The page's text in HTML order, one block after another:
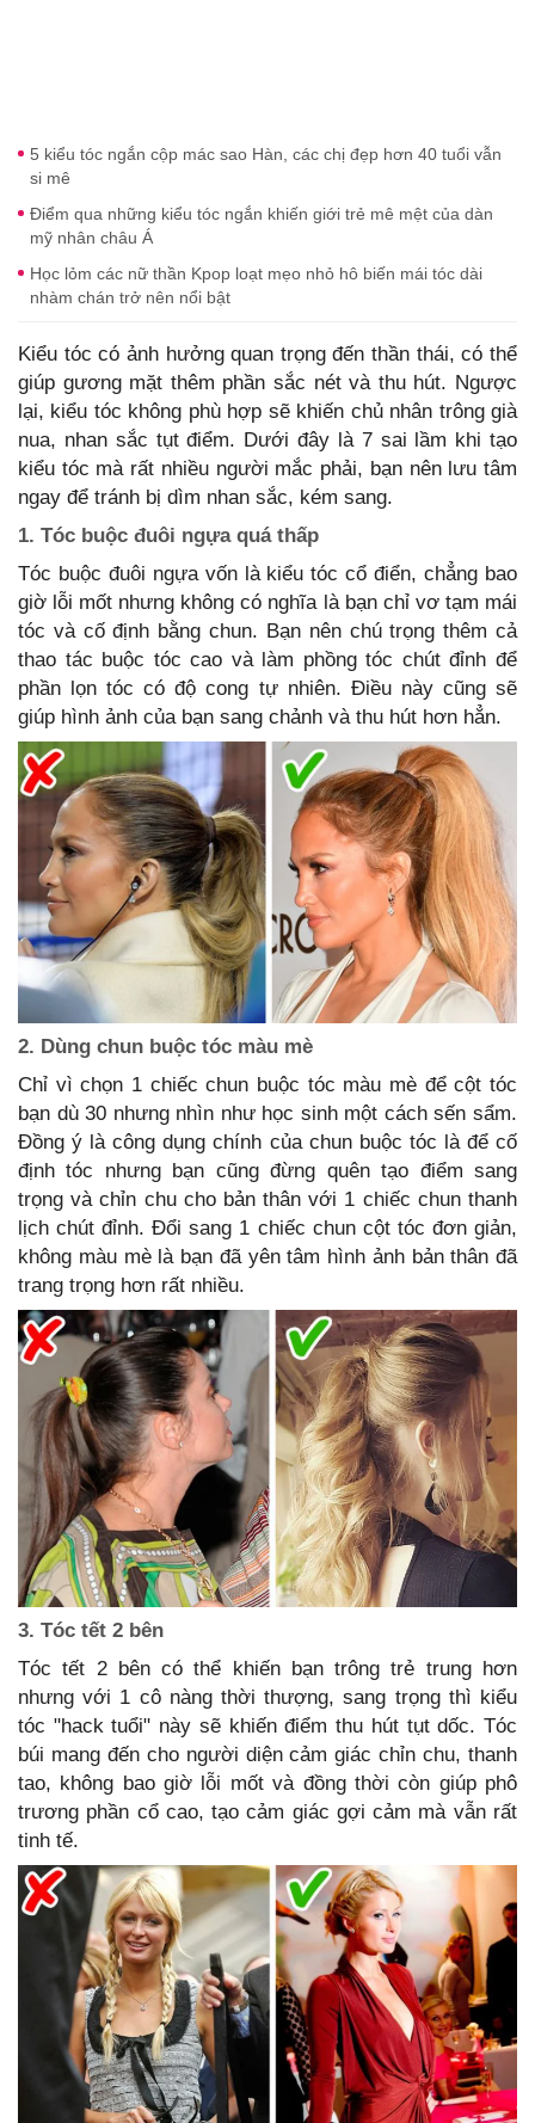
5 kiểu tóc ngắn cộp mác sao Hàn, các chị đẹp hơn 40 tuổi vẫn
si mê
Điểm qua những kiểu tóc ngắn khiến giới trẻ mê mệt của dàn
mỹ nhân châu Á
Học lỏm các nữ thần Kpop loạt mẹo nhỏ hô biến mái tóc dài
nhàm chán trở nên nổi bật
Kiểu tóc có ảnh hưởng quan trọng đến thần thái, có thể
giúp gương mặt thêm phần sắc nét và thu hút. Ngược
lại, kiểu tóc không phù hợp sẽ khiến chủ nhân trông già
nua, nhan sắc tụt điểm. Dưới đây là 7 sai lầm khi tạo
kiểu tóc mà rất nhiều người mắc phải, bạn nên lưu tâm
ngay để tránh bị dìm nhan sắc, kém sang.
1. Tóc buộc đuôi ngựa quá thấp
Tóc buộc đuôi ngựa vốn là kiểu tóc cổ điển, chẳng bao
giờ lỗi mốt nhưng không có nghĩa là bạn chỉ vơ tạm mái
tóc và cố định bằng chun. Bạn nên chú trọng thêm cả
thao tác buộc tóc cao và làm phồng tóc chút đỉnh để
phần lọn tóc có độ cong tự nhiên. Điều này cũng sẽ
giúp hình ảnh của bạn sang chảnh và thu hút hơn hẳn.
2. Dùng chun buộc tóc màu mè
Chỉ vì chọn 1 chiếc chun buộc tóc màu mè để cột tóc
bạn dù 30 nhưng nhìn như học sinh một cách sến sẩm.
Đồng ý là công dụng chính của chun buộc tóc là để cố
định tóc nhưng bạn cũng đừng quên tạo điểm sang
trọng và chỉn chu cho bản thân với 1 chiếc chun thanh
lịch chút đỉnh. Đổi sang 1 chiếc chun cột tóc đơn giản,
không màu mè là bạn đã yên tâm hình ảnh bản thân đã
trang trọng hơn rất nhiều.
3. Tóc tết 2 bên
Tóc tết 2 bên có thể khiến bạn trông trẻ trung hơn
nhưng với 1 cô nàng thời thượng, sang trọng thì kiểu
tóc "hack tuổi" này sẽ khiến điểm thu hút tụt dốc. Tóc
búi mang đến cho người diện cảm giác chỉn chu, thanh
tao, không bao giờ lỗi mốt và đồng thời còn giúp phô
trương phần cổ cao, tạo cảm giác gợi cảm mà vẫn rất
tinh tế.